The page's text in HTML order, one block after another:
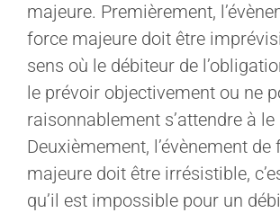
majeure. Premièrement,
force majeure doit être
sens où le débiteur de
le prévoir objectivement ou ne
raisonnablement s’attendre à le
Deuxièmement, l’évènement de
majeure doit être irrésistible,
qu’il est impossible pour un